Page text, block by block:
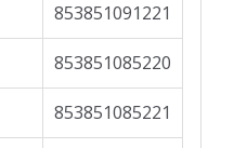
853851091221
853851085220
853851085221